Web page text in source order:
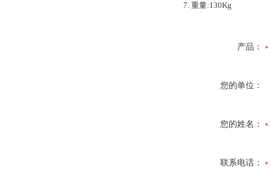
7. 重量:130Kg
产品：
您的单位：
您的姓名：
联系电话：